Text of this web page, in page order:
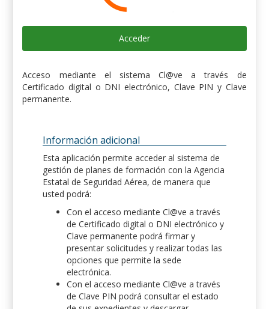
Acceder
Acceso mediante el sistema Cl@ve a través de
Certificado digital o DNI electrónico, Clave PIN y Clave
permanente.
Información adicional
Esta aplicación permite acceder al sistema de
gestión de planes de formación con la Agencia
Estatal de Seguridad Aérea, de manera que
usted podrá:
Con el acceso mediante Cl@ve a través
de Certificado digital o DNI electrónico y
Clave permanente podrá firmar y
presentar solicitudes y realizar todas las
opciones que permite la sede
electrónica.
Con el acceso mediante Cl@ve a través
de Clave PIN podrá consultar el estado